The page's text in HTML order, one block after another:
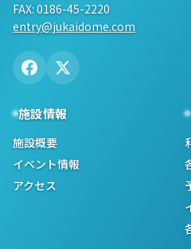
FAX: 0186-45-2220
entry@jukaidome.com
施設情報
施設概要
イベント情報
アクセス